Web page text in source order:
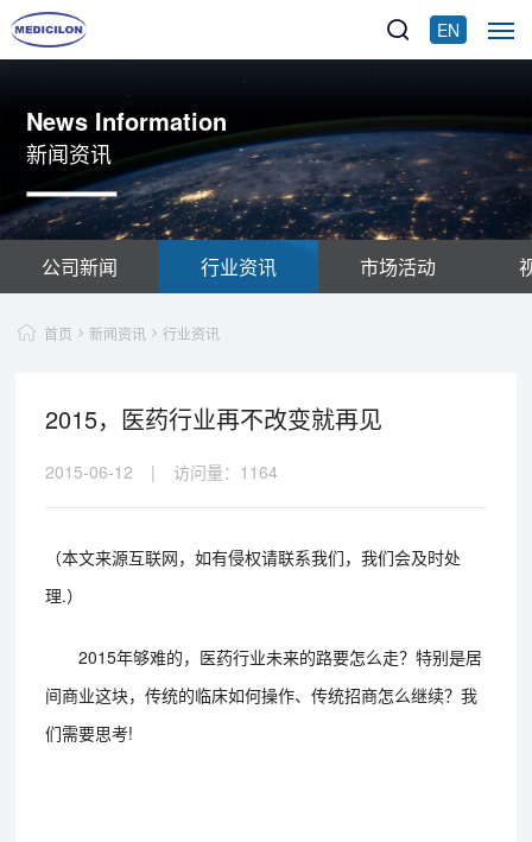
EN
News Information
新闻资讯
公司新闻 行业资讯 市场活动
首页 新闻资讯 行业资讯
2015，医药行业再不改变就再见
2015-06-12 | 访问量： 1164
（本文来源互联网，如有侵权请联系我们，我们会及时处
理.）
2015年够难的，医药行业未来的路要怎么走？特别是居
间商业这块，传统的临床如何操作、传统招商怎么继续？我
们需要思考!